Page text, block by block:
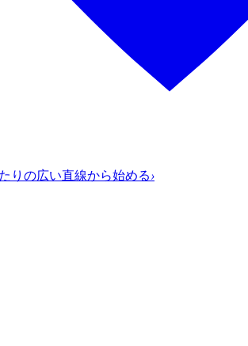
りの広い直線から始める›